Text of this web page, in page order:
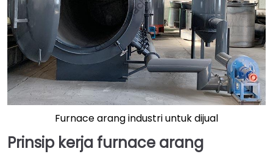
Furnace arang industri untuk dijual
Prinsip kerja furnace arang